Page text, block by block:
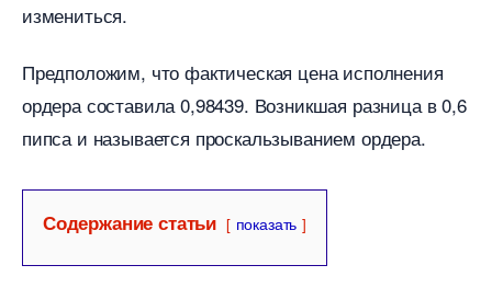
измениться.
Предположим, что фактическая цена исполнения
ордера составила 0,98439. Возникшая разница в 0,6
пипса и называется проскальзыванием ордера.
Содержание статьи показать